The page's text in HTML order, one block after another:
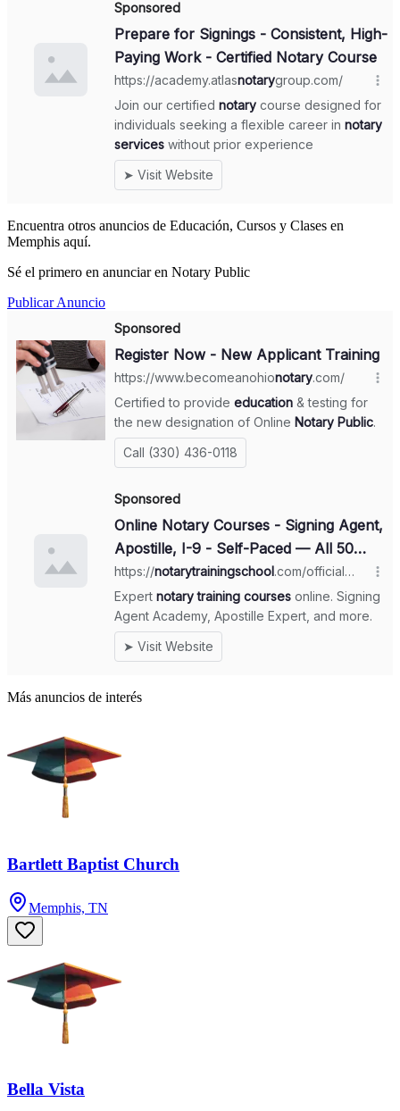
Encuentra otros anuncios de Educación, Cursos y Clases en
Memphis aquí.
Sé el primero en anunciar en Notary Public
Publicar Anuncio
Más anuncios de interés
Bartlett Baptist Church
Memphis, TN
Bella Vista